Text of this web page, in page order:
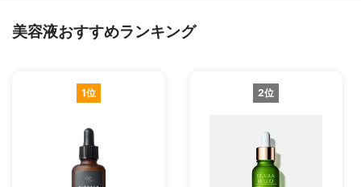
美容液おすすめランキング
1位 2位